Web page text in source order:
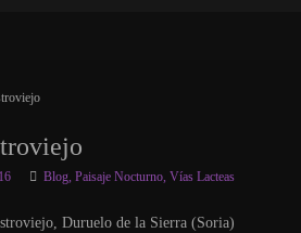
Blog, Paisaje Nocturno, Vías Lacteas
Duruelo de la Sierra (Soria)